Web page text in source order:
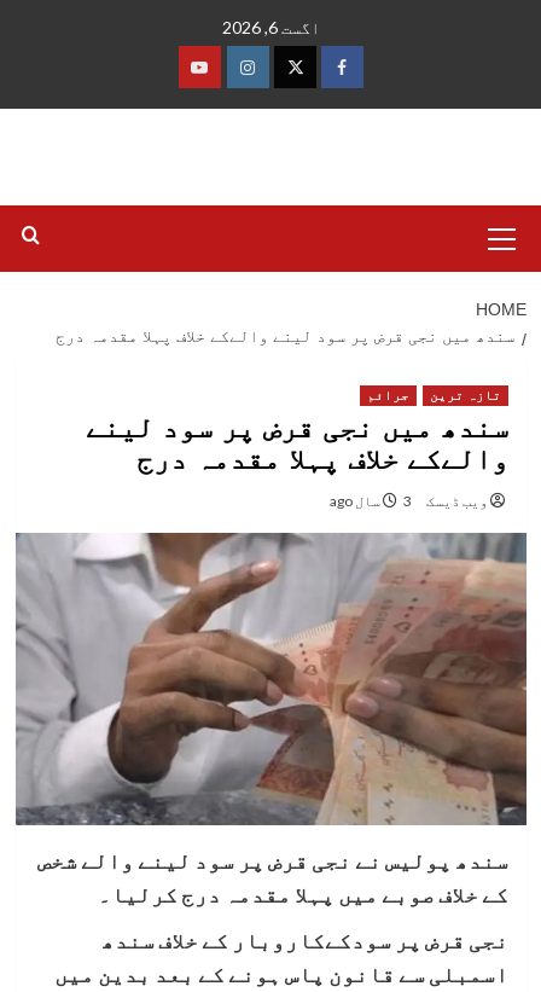
اگست 6, 2026
فیس
ٹوئٹرانسٹاگرام
یوٹیوب
Menu
HOME
سندھ میں نجی قرض پر سود لینے والےکے خلاف پہلا مقدمہ درج
تازہ ترین جرائم
سندھ میں نجی قرض پر سود لینے
والےکے خلاف پہلا مقدمہ درج
ویب ڈیسک 3 سال ago
سندھ پولیس نے نجی قرض پر سود لینے والے شخص
کے خلاف صوبے میں پہلا مقدمہ درج کرلیا۔
نجی قرض پر سودکےکاروبار کے خلاف سندھ
اسمبلی سے قانون پاس ہونے کے بعد بدین میں